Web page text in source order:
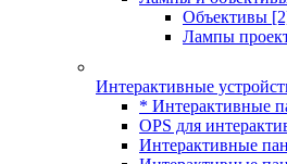
Объективы
Лампы
Интерактивные
* Интерактивные
OPS для
Интерактивные